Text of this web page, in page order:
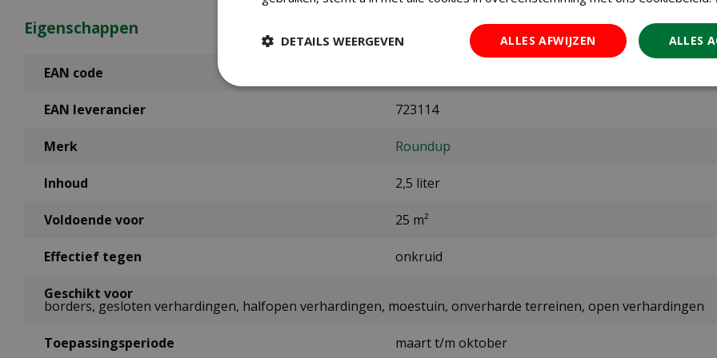
Eigenschappen
EAN code
EAN leverancier 723114
Merk Roundup
Inhoud 2,5 liter
Voldoende voor 25 m²
Effectief tegen onkruid
Geschikt voor
borders, gesloten verhardingen, halfopen verhardingen, moestuin, onverharde terreinen, open verhardingen
Toepassingsperiode maart t/m oktober
ALLES
ALLES AFWIJZEN
DETAILS WEERGEVEN